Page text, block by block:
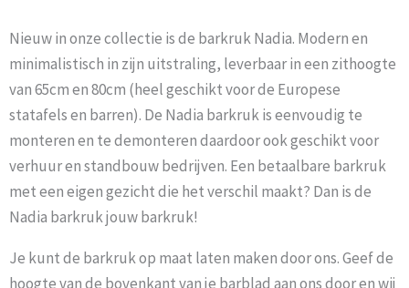
Nieuw in onze collectie is de barkruk Nadia. Modern en
minimalistisch in zijn uitstraling, leverbaar in een zithoogte
van 65cm en 80cm (heel geschikt voor de Europese
statafels en barren). De Nadia barkruk is eenvoudig te
monteren en te demonteren daardoor ook geschikt voor
verhuur en standbouw bedrijven. Een betaalbare barkruk
met een eigen gezicht die het verschil maakt? Dan is de
Nadia barkruk jouw barkruk!
Je kunt de barkruk op maat laten maken door ons. Geef de
hoogte van de bovenkant van je barblad aan ons door en wij